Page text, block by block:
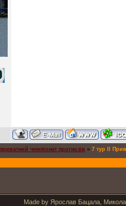
чемпіонат прогнозів » 7 тур ІІ
Made by Ярослав Бацала,